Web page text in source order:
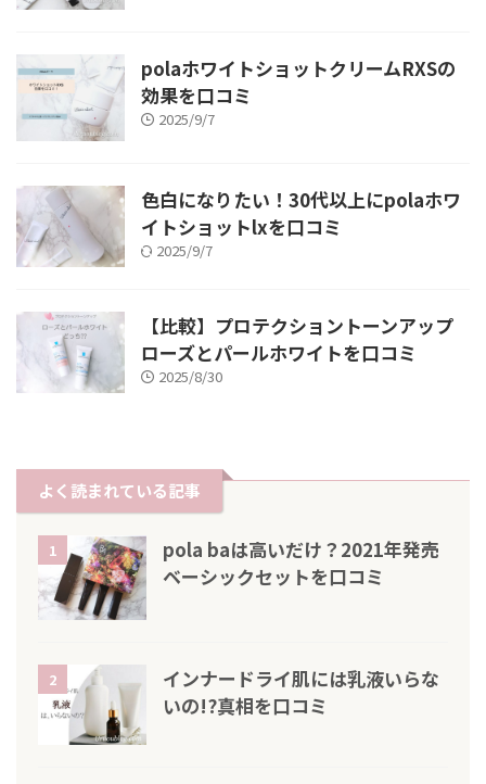
polaホワイトショットクリームRXSの
効果を口コミ
2025/9/7
色白になりたい！30代以上にpolaホワ
イトショットlxを口コミ
2025/9/7
【比較】プロテクショントーンアップ
ローズとパールホワイトを口コミ
2025/8/30
よく読まれている記事
1
pola baは高いだけ？2021年発売
ベーシックセットを口コミ
2
インナードライ肌には乳液いらな
いの!?真相を口コミ